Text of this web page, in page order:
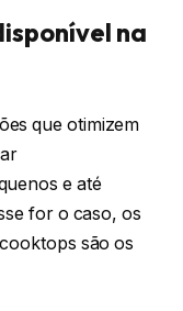
na
que otimizem
e até
for o caso, os
são os